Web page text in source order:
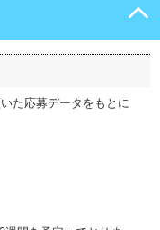
た応募データをもとに